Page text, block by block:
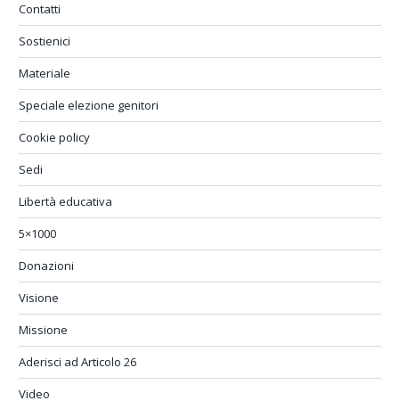
Contatti
Sostienici
Materiale
Speciale elezione genitori
Cookie policy
Sedi
Libertà educativa
5×1000
Donazioni
Visione
Missione
Aderisci ad Articolo 26
Video